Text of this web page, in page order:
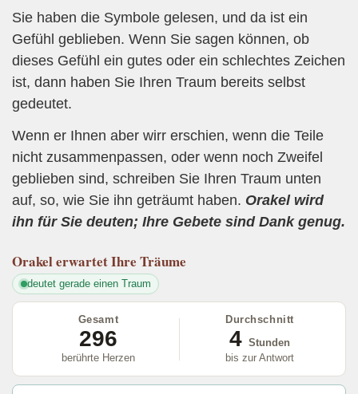
Sie haben die Symbole gelesen, und da ist ein
Gefühl geblieben. Wenn Sie sagen können, ob
dieses Gefühl ein gutes oder ein schlechtes Zeichen
ist, dann haben Sie Ihren Traum bereits selbst
gedeutet.
Wenn er Ihnen aber wirr erschien, wenn die Teile
nicht zusammenpassen, oder wenn noch Zweifel
geblieben sind, schreiben Sie Ihren Traum unten
auf, so, wie Sie ihn geträumt haben. Orakel wird
ihn für Sie deuten; Ihre Gebete sind Dank genug.
Orakelerwartet Ihre Träume
deutet gerade einen Traum
Gesamt
296
berührte Herzen
Durchschnitt
4 Stunden
bis zur Antwort